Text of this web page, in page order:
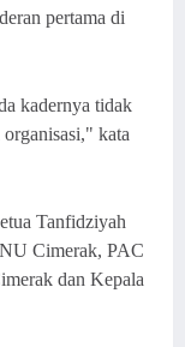
pertama di
kadernya tidak
kata
Tanfidziyah
Cimerak, PAC
dan Kepala